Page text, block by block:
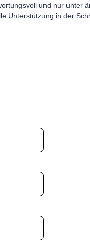
und nur
Unterstützung in der